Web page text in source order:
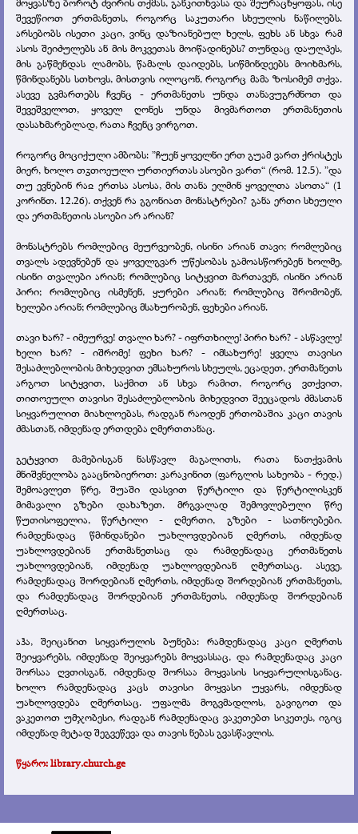
შევეწიოთ ერთმანეთს, როგორც საკუთარი სხეულის ნაწილებს.
არსებობს ისეთი კაცი, ვინც დაზიანებულ ხელს, ფეხს ან სხვა რამ
ასოს შეიძულებს ან მის მოკვეთას მოიწადინებს? თუნდაც დაულპეს,
მის გაწმენდას ლამობს, წამალს დაიდებს, სიწმინდეებს მოიხმარს,
წმინდანებს სთხოვს, მისთვის ილოცონ, როგორც მამა ზოსიმემ თქვა.
ასევე გვმართებს ჩვენც - ერთმანეთს უნდა თანავუგრძნოთ და
შევეშველოთ, ყოველ ღონეს უნდა მივმართოთ ერთმანეთის
დასახმარებლად, რათა ჩვენც ვირგოთ.
როგორც მოციქული ამბობს: ”ჩუენ ყოველნი ერთ გუამ ვართ ქრისტეს
მიერ, ხოლო თჳთოეული ურთიერთას ასოები ვართ“ (რომ. 12.5). ”და
თუ ევნებინ რაჲ ერთსა ასოსა, მის თანა ელმინ ყოველთა ასოთა“ (1
კორინთ. 12.26). თქვენ რა გგონიათ მონასტრები? განა ერთი სხეული
და ერთმანეთის ასოები არ არიან?
მონასტრებს რომლებიც მეურვეობენ, ისინი არიან თავი; რომლებიც
თვალს ადევნებენ და ყოველგვარ უწესობას გამოასწორებენ ხოლმე,
ისინი თვალები არიან; რომლებიც სიტყვით მართავენ, ისინი არიან
პირი; რომლებიც ისმენენ, ყურები არიან; რომლებიც შრომობენ,
ხელები არიან; რომლებიც მსახურობენ, ფეხები არიან.
თავი ხარ? - იმეურვე! თვალი ხარ? - იფრთხილე! პირი ხარ? - ასწავლე!
ხელი ხარ? - იშრომე! ფეხი ხარ? - იმსახურე! ყველა თავისი
შესაძლებლობის მიხედვით ემსახუროს სხეულს, ეცადეთ, ერთმანეთს
არგოთ სიტყვით, საქმით ან სხვა რამით, როგორც ვთქვით,
თითოეული თავისი შესაძლებლობის მიხედვით შეეცადოს ძმასთან
სიყვარულით მიახლოებას, რადგან რაოდენ ერთობაშია კაცი თავის
ძმასთან, იმდენად ერთდება ღმერთთანაც.
გეტყვით მამებისგან ნასწავლ მაგალითს, რათა ნათქვამის
მნიშვნელობა გააცნობიეროთ: კარაკინით (ფარგლის სახეობა - რედ.)
შემოავლეთ წრე, შუაში დასვით წერტილი და წერტილისკენ
მიმავალი გზები დახაზეთ. მრგვალად შემოვლებული წრე
წუთისოფელია, წერტილი - ღმერთი, გზები - სათნოებები.
რამდენადაც წმინდანები უახლოვდებიან ღმერთს, იმდენად
უახლოვდებიან ერთმანეთსაც და რამდენადაც ერთმანეთს
უახლოვდებიან, იმდენად უახლოვდებიან ღმერთსაც. ასევე,
რამდენადაც შორდებიან ღმერთს, იმდენად შორდებიან ერთმანეთს,
და რამდენადაც შორდებიან ერთმანეთს, იმდენად შორდებიან
ღმერთსაც.
აჰა, შეიცანით სიყვარულის ბუნება: რამდენადაც კაცი ღმერთს
შეიყვარებს, იმდენად შეიყვარებს მოყვასსაც, და რამდენადაც კაცი
შორსაა ღვთისგან, იმდენად შორსაა მოყვასის სიყვარულისგანაც.
ხოლო რამდენადაც კაცს თავისი მოყვასი უყვარს, იმდენად
უახლოვდება ღმერთსაც. უფალმა მოგვმადლოს, გავიგოთ და
ვაკეთოთ უმჯობესი, რადგან რამდენადაც ვაკეთებთ სიკეთეს, იგიც
იმდენად მეტად შეგვეწევა და თავის ნებას გვასწავლის.
წყარო: library.church.ge